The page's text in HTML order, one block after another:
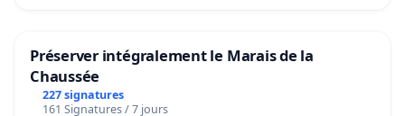
Préserver intégralement le Marais de la
Chaussée
227 signatures
161 Signatures / 7 jours